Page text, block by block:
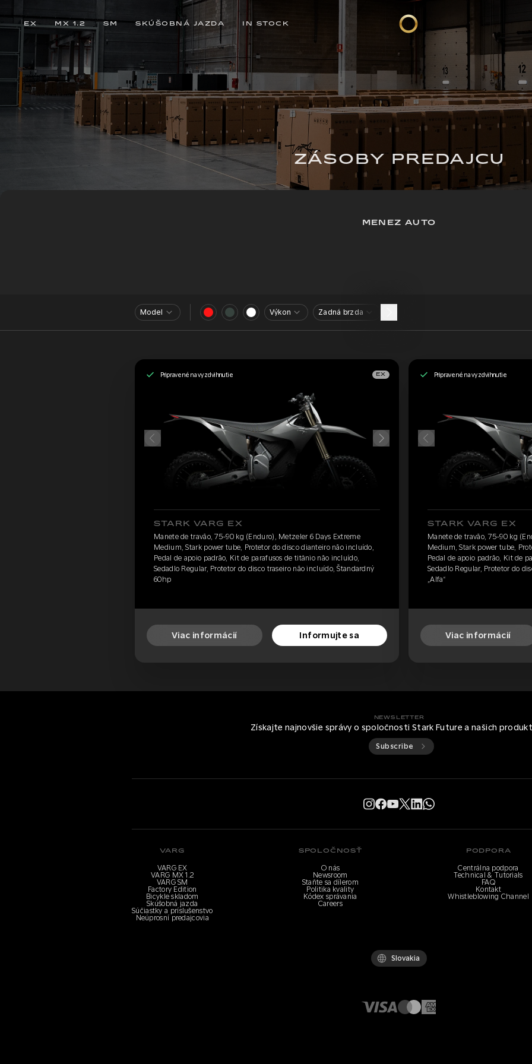
EX MX 1.2 SM SKÚŠOBNÁ JAZDA IN STOCK
ZÁSOBY PREDAJCU
MENEZ AUTO
Model Výkon Zadná brzda
Pripravené na vyzdvihnutie EX
STARK VARG EX
Manete de travão, 75-90 kg (Enduro), Metzeler 6 Days Extreme
Medium, Stark power tube, Protetor do disco dianteiro não incluído,
Pedal de apoio padrão, Kit de parafusos de titânio não incluído,
Sedadlo Regular, Protetor do disco traseiro não incluído, Štandardný
60hp
Viac informácií Informujte sa
Pripravené na vyzdvihnutie
STARK VARG EX
Manete de travão, 75-90 kg
Medium, Stark power tube,
Pedal de apoio padrão, Kit de
Sedadlo Regular, Protetor do
„Alfa“
Viac informácií
NEWSLETTER
Získajte najnovšie správy o spoločnosti Stark Future a našich
Subscribe
VARG
VARG EX
VARG MX 1.2
VARG SM
Factory Edition
Bicykle skladom
Skúšobná jazda
Súčiastky a príslušenstvo
Neúprosní predajcovia
SPOLOČNOSŤ
O nás
Newsroom
Staňte sa dílerom
Politika kvality
Kódex správania
Careers
PODPORA
Centrálna podpora
Technical & Tutorials
FAQ
Kontakt
Whistleblowing Channel
Slovakia